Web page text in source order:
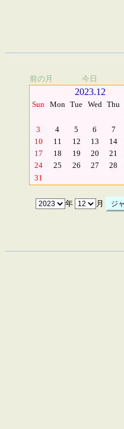
前の月 今日
2023.12
Sun Mon Tue Wed Thu
3
4 5 6 7
10
11 12 13 14
17
18 19 20 21
24
25 26 27 28
31
年 月